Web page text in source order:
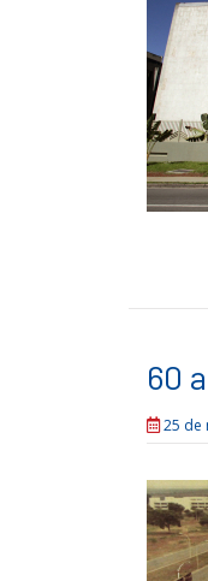
60
25 de